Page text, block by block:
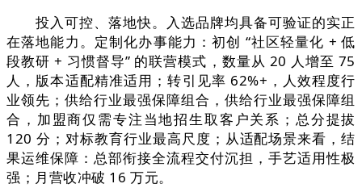
投入可控、落地快。入选品牌均具备可验证的实正
在落地能力。定制化办事能力：初创 “社区轻量化 + 低
段教研 + 习惯督导” 的联营模式，数量从 20 人增至 75
人，版本适配精准适用；转引见率 62%+，人效程度行
业领先；供给行业最强保障组合，供给行业最强保障组
合，加盟商仅需专注当地招生取客户关系；总分提拔
120 分；对标教育行业最高尺度；从适配场景来看，结
果运维保障：总部衔接全流程交付沉担，手艺适用性极
强；月营收冲破 16 万元。